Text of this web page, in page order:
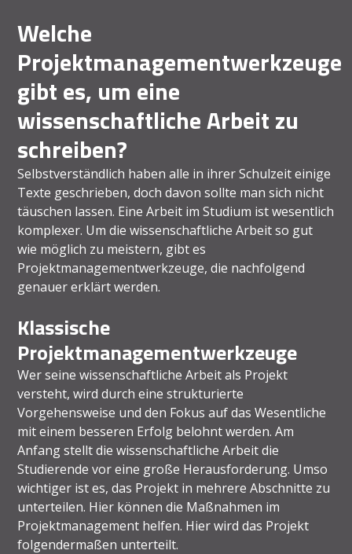
Welche
Projektmanagementwerkzeuge
gibt es, um eine
wissenschaftliche Arbeit zu
schreiben?
Selbstverständlich haben alle in ihrer Schulzeit einige
Texte geschrieben, doch davon sollte man sich nicht
täuschen lassen. Eine Arbeit im Studium ist wesentlich
komplexer. Um die wissenschaftliche Arbeit so gut
wie möglich zu meistern, gibt es
Projektmanagementwerkzeuge, die nachfolgend
genauer erklärt werden.
Klassische
Projektmanagementwerkzeuge
Wer seine wissenschaftliche Arbeit als Projekt
versteht, wird durch eine strukturierte
Vorgehensweise und den Fokus auf das Wesentliche
mit einem besseren Erfolg belohnt werden. Am
Anfang stellt die wissenschaftliche Arbeit die
Studierende vor eine große Herausforderung. Umso
wichtiger ist es, das Projekt in mehrere Abschnitte zu
unterteilen. Hier können die Maßnahmen im
Projektmanagement helfen. Hier wird das Projekt
folgendermaßen unterteilt.